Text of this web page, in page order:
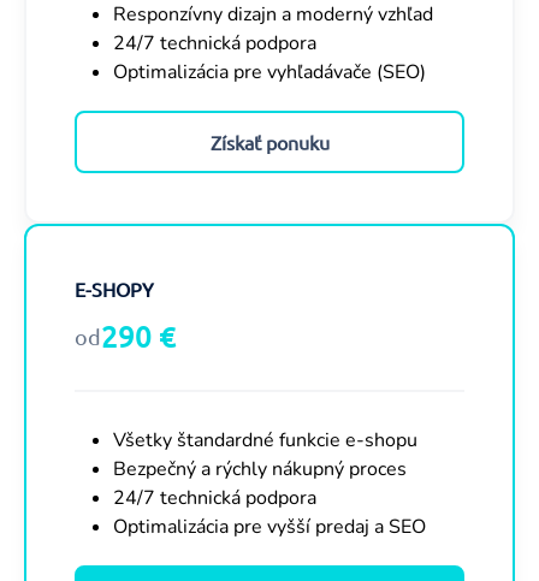
Responzívny dizajn a moderný vzhľad
24/7 technická podpora
Optimalizácia pre vyhľadávače (SEO)
Získať ponuku
E-SHOPY
od290 €
Všetky štandardné funkcie e-shopu
Bezpečný a rýchly nákupný proces
24/7 technická podpora
Optimalizácia pre vyšší predaj a SEO